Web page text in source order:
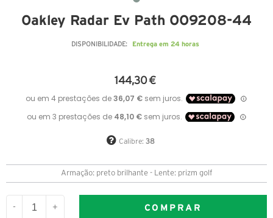
Oakley Radar Ev Path OO9208-44
DISPONIBILIDADE: Entrega em 24 horas
144,30 €
Calibre: 38
Armação: preto brilhante - Lente: prizm golf
- + COMPRAR